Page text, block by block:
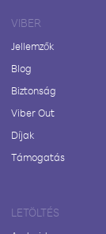
VIBER
Jellemzők
Blog
Biztonság
Viber Out
Díjak
Támogatás
LETÖLTÉS